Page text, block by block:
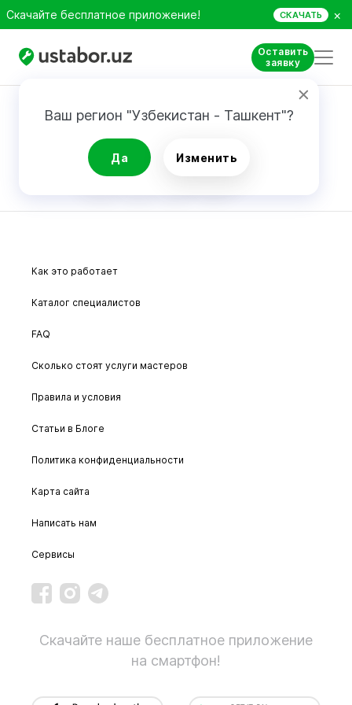
Скачайте бесплатное приложение! СКАЧАТЬ ×
Оставить
заявку
Ваш регион "Узбекистан - Ташкент"?
Да Изменить
Карта сайта
Как это работает
Каталог специалистов
FAQ
Сколько стоят услуги мастеров
Правила и условия
Статьи в Блоге
Политика конфиденциальности
Карта сайта
Написать нам
Сервисы
Скачайте наше бесплатное приложение
на смартфон!